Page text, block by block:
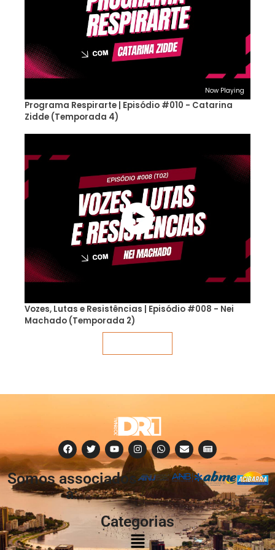
Now Playing
Programa Respirarte | Episódio #010 - Catarina
Zidde (Temporada 4)
Vozes, Lutas e Resistências | Episódio #008 - Nei
Machado (Temporada 2)
Somos associados
à:
Categorias